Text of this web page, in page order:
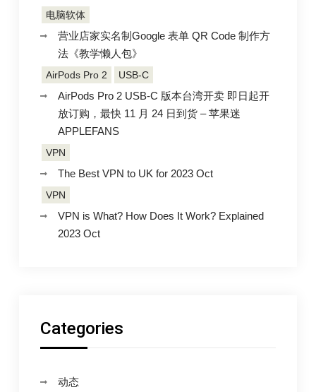
电脑软体
营业店家实名制Google 表单 QR Code 制作方
法《教学懒人包》
AirPods Pro 2 USB-C
AirPods Pro 2 USB-C 版本台湾开卖 即日起开
放订购，最快 11 月 24 日到货 – 苹果迷
APPLEFANS
VPN
The Best VPN to UK for 2023 Oct
VPN
VPN is What? How Does It Work? Explained
2023 Oct
Categories
动态